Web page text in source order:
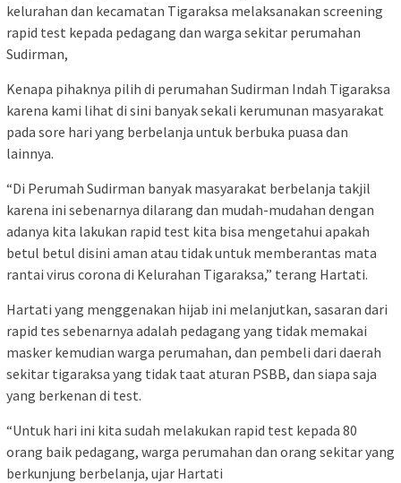
kelurahan dan kecamatan Tigaraksa melaksanakan screening
rapid test kepada pedagang dan warga sekitar perumahan
Sudirman,
Kenapa pihaknya pilih di perumahan Sudirman Indah Tigaraksa
karena kami lihat di sini banyak sekali kerumunan masyarakat
pada sore hari yang berbelanja untuk berbuka puasa dan
lainnya.
“Di Perumah Sudirman banyak masyarakat berbelanja takjil
karena ini sebenarnya dilarang dan mudah-mudahan dengan
adanya kita lakukan rapid test kita bisa mengetahui apakah
betul betul disini aman atau tidak untuk memberantas mata
rantai virus corona di Kelurahan Tigaraksa,” terang Hartati.
Hartati yang menggenakan hijab ini melanjutkan, sasaran dari
rapid tes sebenarnya adalah pedagang yang tidak memakai
masker kemudian warga perumahan, dan pembeli dari daerah
sekitar tigaraksa yang tidak taat aturan PSBB, dan siapa saja
yang berkenan di test.
“Untuk hari ini kita sudah melakukan rapid test kepada 80
orang baik pedagang, warga perumahan dan orang sekitar yang
berkunjung berbelanja, ujar Hartati